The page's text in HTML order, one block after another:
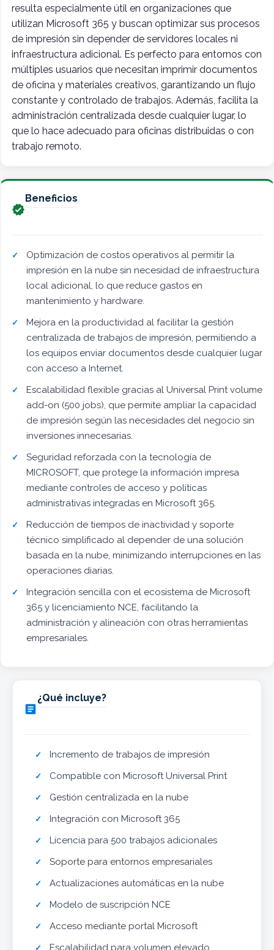
resulta especialmente útil en organizaciones que
utilizan Microsoft 365 y buscan optimizar sus procesos
de impresión sin depender de servidores locales ni
infraestructura adicional. Es perfecto para entornos con
múltiples usuarios que necesitan imprimir documentos
de oficina y materiales creativos, garantizando un flujo
constante y controlado de trabajos. Además, facilita la
administración centralizada desde cualquier lugar, lo
que lo hace adecuado para oficinas distribuidas o con
trabajo remoto.

Beneficios
Optimización de costos operativos al permitir la
impresión en la nube sin necesidad de infraestructura
local adicional, lo que reduce gastos en
mantenimiento y hardware.
Mejora en la productividad al facilitar la gestión
centralizada de trabajos de impresión, permitiendo a
los equipos enviar documentos desde cualquier lugar
con acceso a Internet.
Escalabilidad flexible gracias al Universal Print volume
add-on (500 jobs), que permite ampliar la capacidad
de impresión según las necesidades del negocio sin
inversiones innecesarias.
Seguridad reforzada con la tecnología de
MICROSOFT, que protege la información impresa
mediante controles de acceso y políticas
administrativas integradas en Microsoft 365.
Reducción de tiempos de inactividad y soporte
técnico simplificado al depender de una solución
basada en la nube, minimizando interrupciones en las
operaciones diarias.
Integración sencilla con el ecosistema de Microsoft
365 y licenciamiento NCE, facilitando la
administración y alineación con otras herramientas
empresariales.

¿Qué incluye?
Incremento de trabajos de impresión
Compatible con Microsoft Universal Print
Gestión centralizada en la nube
Integración con Microsoft 365
Licencia para 500 trabajos adicionales
Soporte para entornos empresariales
Actualizaciones automáticas en la nube
Modelo de suscripción NCE
Acceso mediante portal Microsoft
Escalabilidad para volumen elevado